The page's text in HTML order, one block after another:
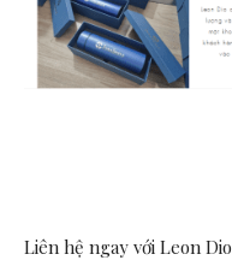
Liên hệ ngay với Leon Dio